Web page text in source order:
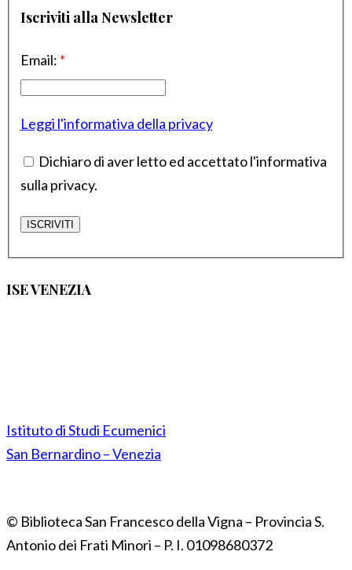
Iscriviti alla Newsletter
Email: *
Leggi l'informativa della privacy
Dichiaro di aver letto ed accettato l'informativa
sulla privacy.
ISE VENEZIA
Istituto di Studi Ecumenici
San Bernardino – Venezia
© Biblioteca San Francesco della Vigna – Provincia S.
Antonio dei Frati Minori – P. I. 01098680372